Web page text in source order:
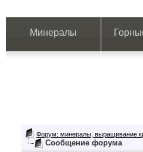
Минералы
Форум: минералы, выращивание
Сообщение форума